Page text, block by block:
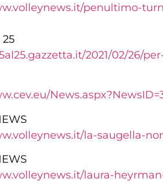
penultimo-
25
2021/02/26/
la-saugella-
laura-